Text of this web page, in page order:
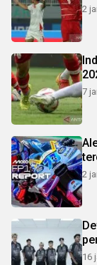
2
7
2
16